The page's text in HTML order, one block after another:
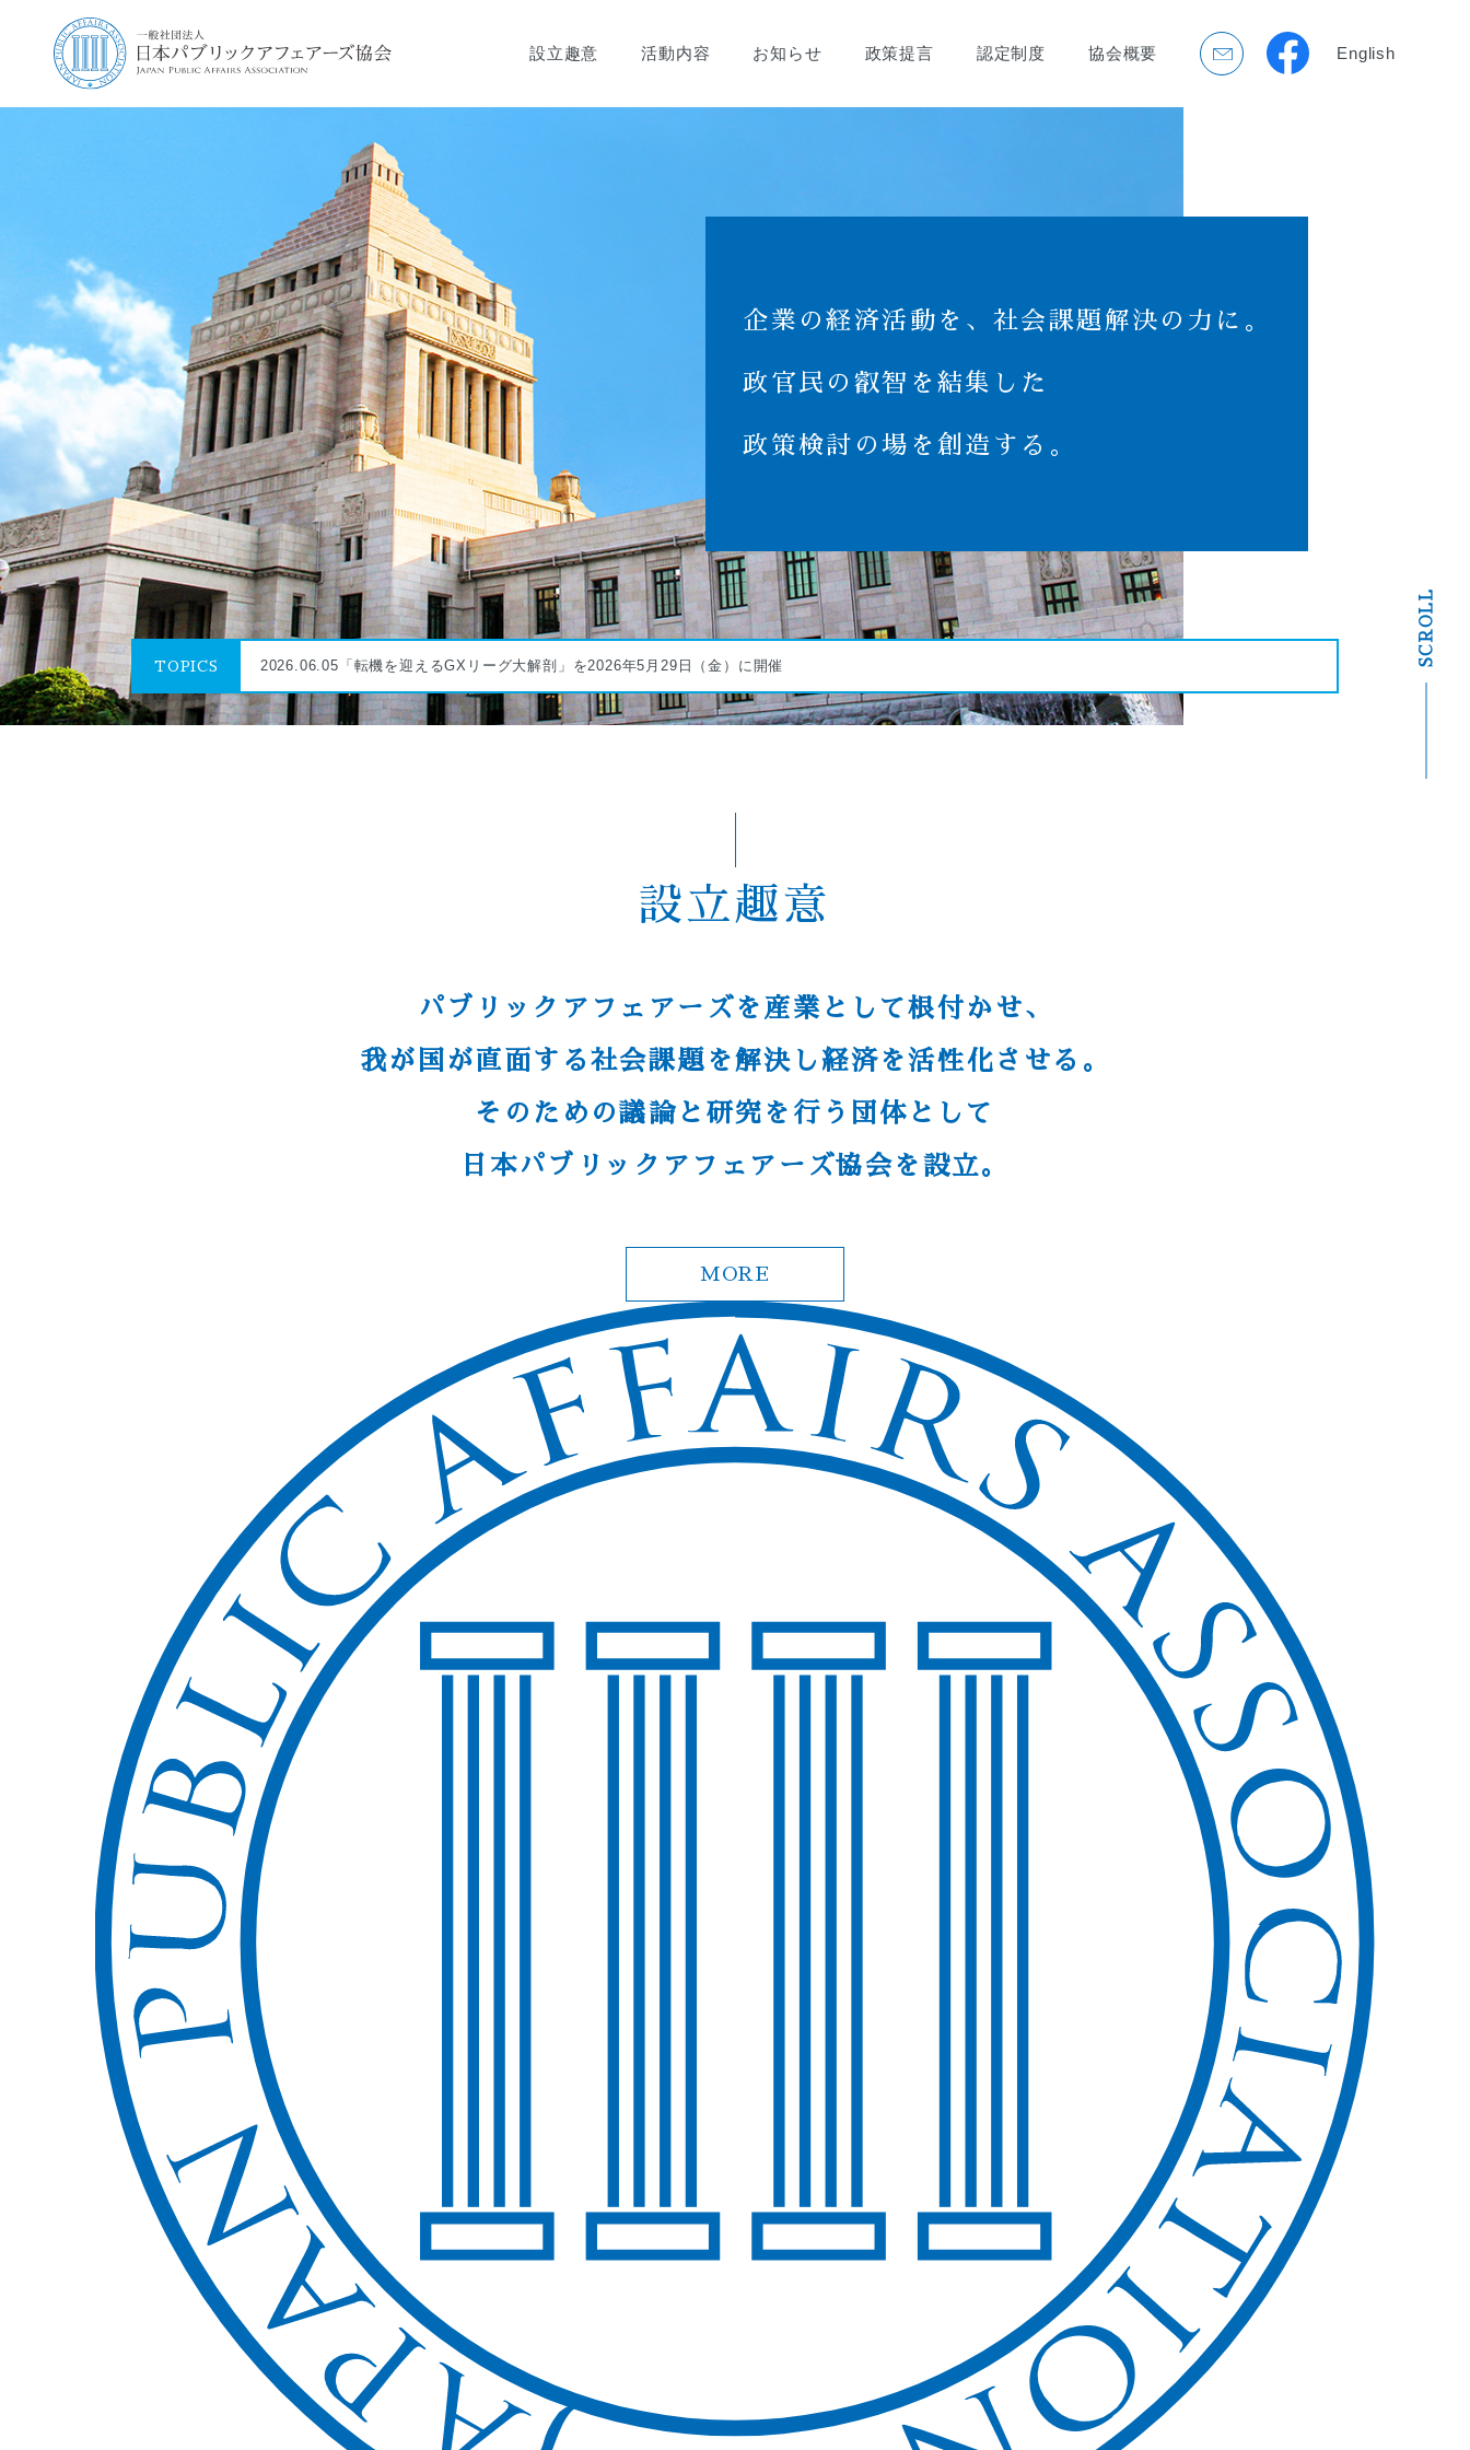
設立趣意 活動内容 お知らせ 政策提言 認定制度 協会概要 English
企業の経済活動を、社会課題解決の力に。
政官民の叡智を結集した
政策検討の場を創造する。
TOPICS 2026.06.05「転機を迎えるGXリーグ大解剖」を2026年5月29日（金）に開催 SCROLL
設立趣意
パブリックアフェアーズを産業として根付かせ、
我が国が直面する社会課題を解決し経済を活性化させる。
そのための議論と研究を行う団体として
日本パブリックアフェアーズ協会を設立。
MORE